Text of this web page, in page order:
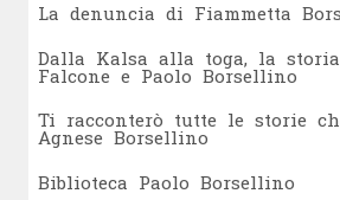
La denuncia di Fiammetta
Dalla Kalsa alla toga, la
Falcone e Paolo Borsellino
Ti racconterò tutte le storie
Agnese Borsellino
Biblioteca Paolo Borsellino